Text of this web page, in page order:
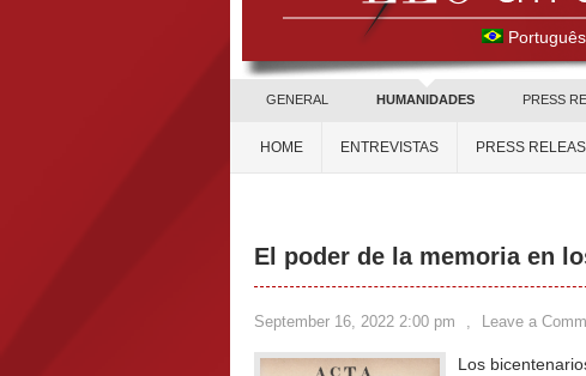
Português
GENERAL HUMANIDADES PRESS
HOME ENTREVISTAS PRESS
El poder de la memoria en
September 16, 2022 2:00 pm , Leave a
Los